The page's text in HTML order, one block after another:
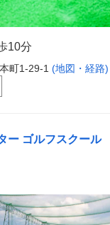
10分
町1-29-1 (地図・経路)
ー ゴルフスクール